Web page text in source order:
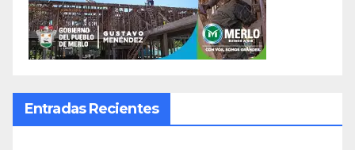
Entradas Recientes